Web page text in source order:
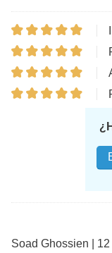
Soad Ghossien |